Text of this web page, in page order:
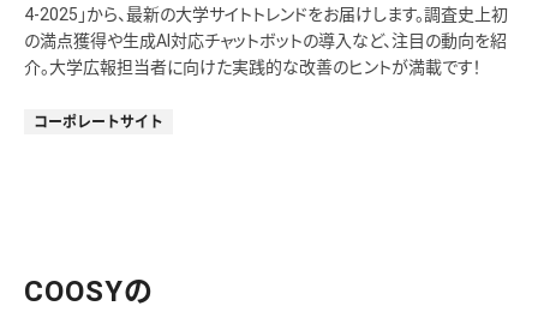
4-2025」から、最新の大学サイトトレンドをお届けします。調査史上初
の満点獲得や生成AI対応チャットボットの導入など、注目の動向を紹
介。大学広報担当者に向けた実践的な改善のヒントが満載です！
コーポレートサイト
COOSYの